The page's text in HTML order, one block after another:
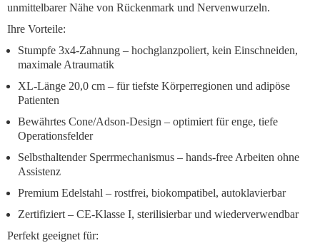
unmittelbarer Nähe von Rückenmark und Nervenwurzeln.
Ihre Vorteile:
Stumpfe 3x4-Zahnung – hochglanzpoliert, kein Einschneiden,
maximale Atraumatik
XL-Länge 20,0 cm – für tiefste Körperregionen und adipöse
Patienten
Bewährtes Cone/Adson-Design – optimiert für enge, tiefe
Operationsfelder
Selbsthaltender Sperrmechanismus – hands-free Arbeiten ohne
Assistenz
Premium Edelstahl – rostfrei, biokompatibel, autoklavierbar
Zertifiziert – CE-Klasse I, sterilisierbar und wiederverwendbar
Perfekt geeignet für: